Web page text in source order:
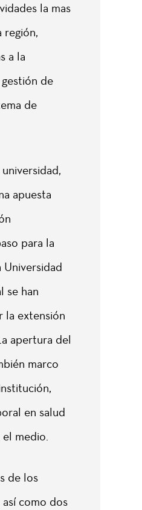
la mas
región,
a la
de
de
apuesta
para la
Universidad
se han
la extensión
apertura del
marco
en salud
medio.
de los
como dos